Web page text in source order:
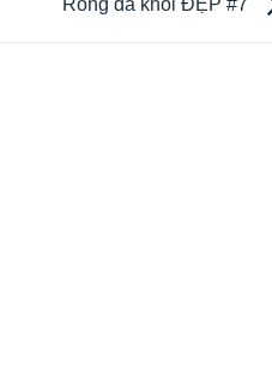
Rồng đá khối ĐẸP #7